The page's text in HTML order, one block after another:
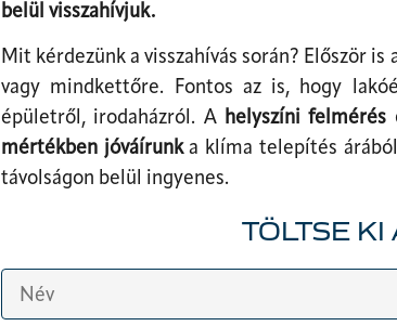
belül visszahívjuk.
Mit kérdezünk a visszahívás során? Először
vagy mindkettőre. Fontos az is, hogy
épületről, irodaházról. A helyszíni
mértékben jóváírunka klíma telepítés
távolságon belül ingyenes.
TÖLTSE KI